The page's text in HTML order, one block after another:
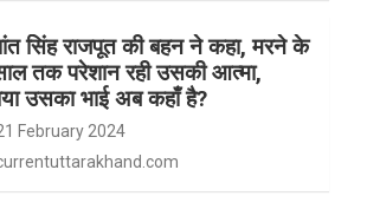
सिंह राजपूत की बहन ने कहा, मरने के
तक परेशान रही उसकी आत्मा,
उसका भाई अब कहाँ है?
February 2024